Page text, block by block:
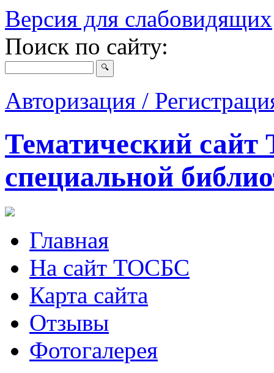
Версия для слабовидящих
Поиск по сайту:
Авторизация /
Тематический сайт
специальной
Главная
На сайт ТОСБС
Карта сайта
Отзывы
Фотогалерея